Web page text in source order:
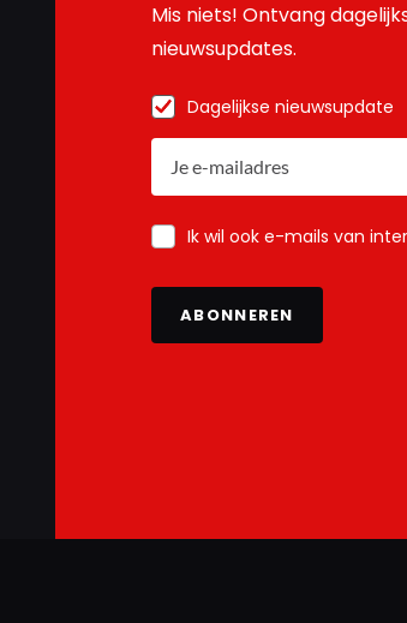
Mis niets! Ontvang
nieuwsupdates.
Dagelijkse nieuwsupdate
Ik wil ook e-mails van
ABONNEREN